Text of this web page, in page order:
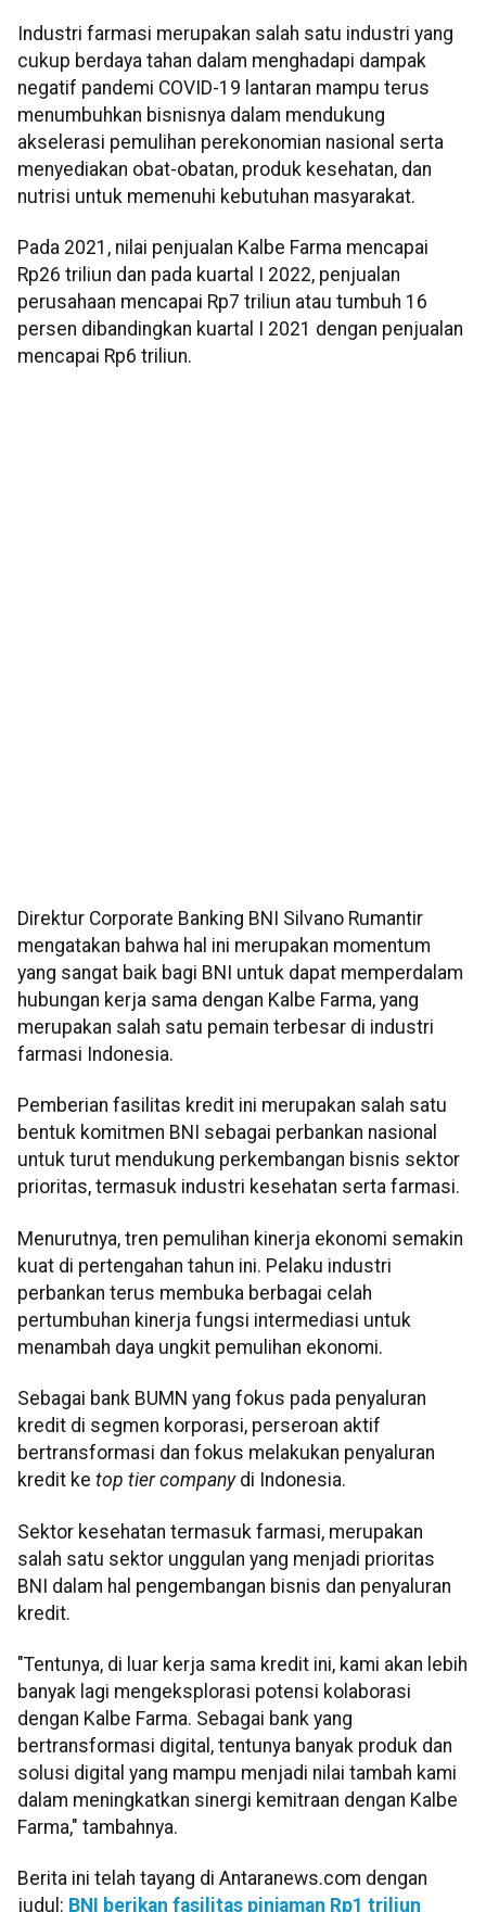
Industri farmasi merupakan salah satu industri yang
cukup berdaya tahan dalam menghadapi dampak
negatif pandemi COVID-19 lantaran mampu terus
menumbuhkan bisnisnya dalam mendukung
akselerasi pemulihan perekonomian nasional serta
menyediakan obat-obatan, produk kesehatan, dan
nutrisi untuk memenuhi kebutuhan masyarakat.
Pada 2021, nilai penjualan Kalbe Farma mencapai
Rp26 triliun dan pada kuartal I 2022, penjualan
perusahaan mencapai Rp7 triliun atau tumbuh 16
persen dibandingkan kuartal I 2021 dengan penjualan
mencapai Rp6 triliun.
Direktur Corporate Banking BNI Silvano Rumantir
mengatakan bahwa hal ini merupakan momentum
yang sangat baik bagi BNI untuk dapat memperdalam
hubungan kerja sama dengan Kalbe Farma, yang
merupakan salah satu pemain terbesar di industri
farmasi Indonesia.
Pemberian fasilitas kredit ini merupakan salah satu
bentuk komitmen BNI sebagai perbankan nasional
untuk turut mendukung perkembangan bisnis sektor
prioritas, termasuk industri kesehatan serta farmasi.
Menurutnya, tren pemulihan kinerja ekonomi semakin
kuat di pertengahan tahun ini. Pelaku industri
perbankan terus membuka berbagai celah
pertumbuhan kinerja fungsi intermediasi untuk
menambah daya ungkit pemulihan ekonomi.
Sebagai bank BUMN yang fokus pada penyaluran
kredit di segmen korporasi, perseroan aktif
bertransformasi dan fokus melakukan penyaluran
kredit ke top tier companydi Indonesia.
Sektor kesehatan termasuk farmasi, merupakan
salah satu sektor unggulan yang menjadi prioritas
BNI dalam hal pengembangan bisnis dan penyaluran
kredit.
"Tentunya, di luar kerja sama kredit ini, kami akan lebih
banyak lagi mengeksplorasi potensi kolaborasi
dengan Kalbe Farma. Sebagai bank yang
bertransformasi digital, tentunya banyak produk dan
solusi digital yang mampu menjadi nilai tambah kami
dalam meningkatkan sinergi kemitraan dengan Kalbe
Farma," tambahnya.
Berita ini telah tayang di Antaranews.com dengan
judul: BNI berikan fasilitas pinjaman Rp1 triliun